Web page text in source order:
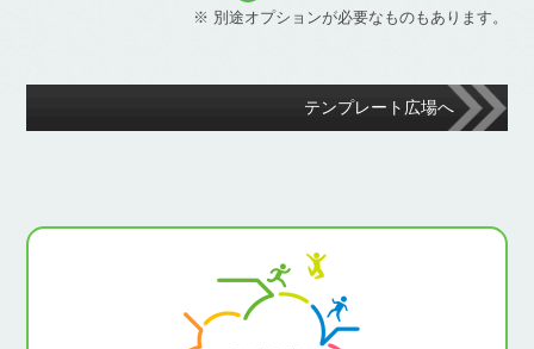
※ 別途オプションが必要なものもあります。
テンプレート広場へ